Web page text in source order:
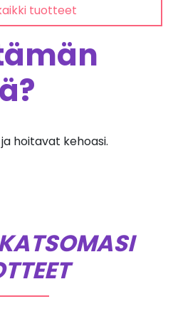
tuotteet
hoitavat kehoasi.